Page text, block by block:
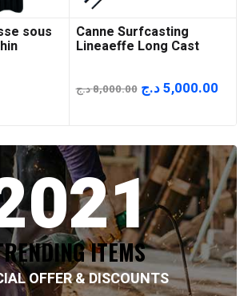
sous
est :
13,800.00 د.ج.
Canne Surfcasting
Lineaeffe Long Cast
8,000.00د.ج
Le
était :
8,000.00 د.ج.
5,000.00د.ج
Le
est :
ITEMS
OFFER & DISCOUNTS